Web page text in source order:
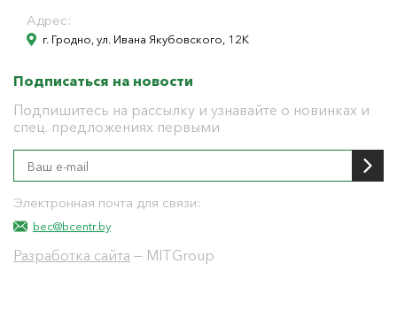
Адрес:
г. Гродно, ул. Ивана Якубовского, 12К
Подписаться на новости
Подпишитесь на рассылку и узнавайте о новинках и
спец. предложениях первыми
Электронная почта для связи:
bec@bcentr.by
Разработка сайта — MITGroup